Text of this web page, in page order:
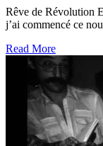
Rêve de Révolution
j’ai commencé ce
Read More